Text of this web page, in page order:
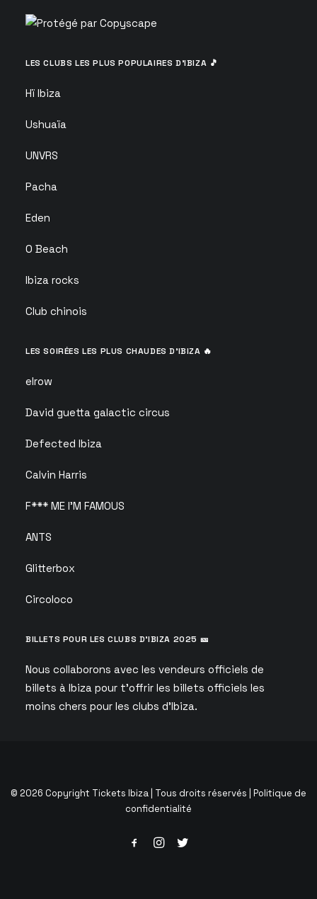
LES CLUBS LES PLUS POPULAIRES D’IBIZA 🎵
Hï Ibiza
Ushuaïa
UNVRS
Pacha
Eden
O Beach
Ibiza rocks
Club chinois
LES SOIRÉES LES PLUS CHAUDES D’IBIZA 🔥
elrow
David guetta galactic circus
Defected Ibiza
Calvin Harris
F*** ME I’M FAMOUS
ANTS
Glitterbox
Circoloco
BILLETS POUR LES CLUBS D’IBIZA 2025 🎫
Nous collaborons avec les vendeurs officiels de
billets à Ibiza pour t’offrir les billets officiels les
moins chers pour les clubs d’Ibiza.
© 2026 Copyright Tickets Ibiza | Tous droits réservés | Politique de
confidentialité